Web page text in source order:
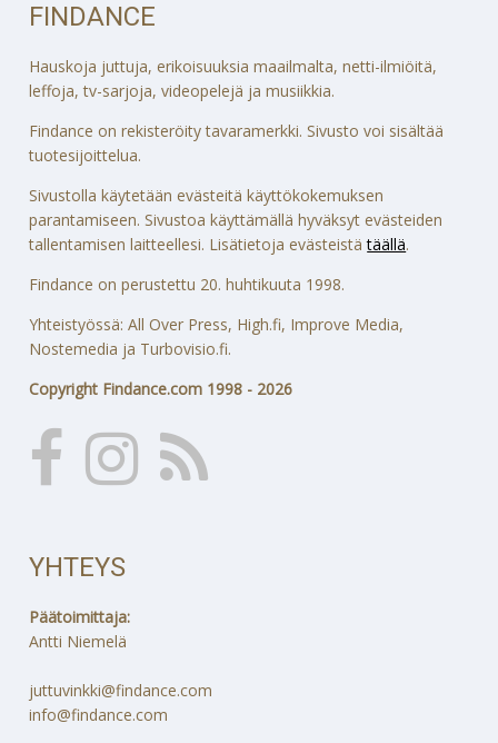
FINDANCE
Hauskoja juttuja, erikoisuuksia maailmalta, netti-ilmiöitä,
leffoja, tv-sarjoja, videopelejä ja musiikkia.
Findance on rekisteröity tavaramerkki. Sivusto voi sisältää
tuotesijoittelua.
Sivustolla käytetään evästeitä käyttökokemuksen
parantamiseen. Sivustoa käyttämällä hyväksyt evästeiden
tallentamisen laitteellesi. Lisätietoja evästeistätäällä.
Findance on perustettu 20. huhtikuuta 1998.
Yhteistyössä: All Over Press, High.fi, Improve Media,
Nostemedia ja Turbovisio.fi.
Copyright Findance.com 1998 - 2026
YHTEYS
Päätoimittaja:
Antti Niemelä
juttuvinkki@findance.com
info@findance.com